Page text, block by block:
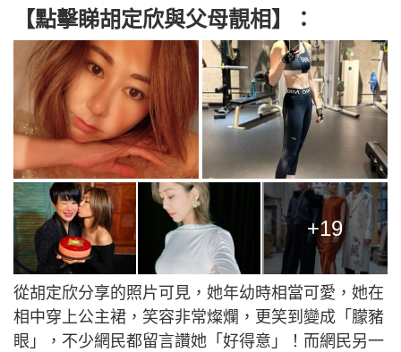
【點擊睇胡定欣與父母靚相】：
+19
從胡定欣分享的照片可見，她年幼時相當可愛，她在
相中穿上公主裙，笑容非常燦爛，更笑到變成「朦豬
眼」，不少網民都留言讚她「好得意」！而網民另一